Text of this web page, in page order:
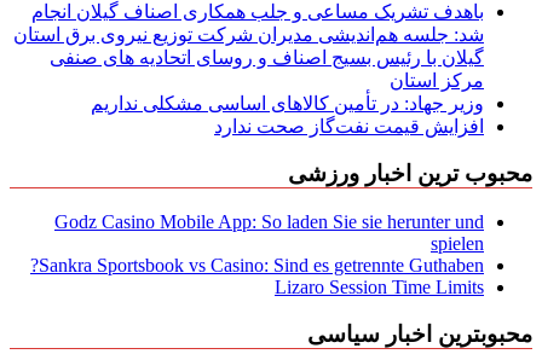
باهدف تشریک مساعی و جلب همکاری اصناف گیلان انجام
شد: جلسه هم‌اندیشی مدیران شركت توزیع نیروی برق استان
گیلان با رئیس بسیج اصناف و روسای اتحادیه های صنفی
مركز استان
وزیر جهاد: در تأمین کالاهای اساسی مشکلی نداریم
افزایش قیمت نفت‌گاز صحت ندارد
محبوب ترین اخبار ورزشی
Godz Casino Mobile App: So laden Sie sie herunter und
spielen
Sankra Sportsbook vs Casino: Sind es getrennte Guthaben?
Lizaro Session Time Limits
محبوبترین اخبار سیاسی